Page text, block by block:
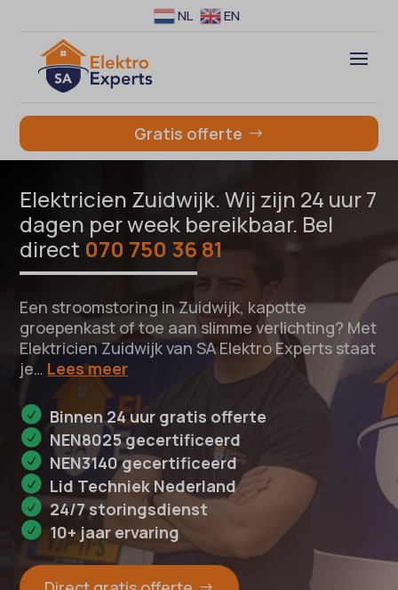
NL EN
Gratis offerte
Elektricien Zuidwijk. Wij zijn 24 uur 7
dagen per week bereikbaar. Bel
direct 070 750 36 81
Een stroomstoring in Zuidwijk, kapotte
groepenkast of toe aan slimme verlichting? Met
Elektricien Zuidwijk van SA Elektro Experts staat
je… Lees meer
Binnen 24 uur gratis offerte
NEN8025 gecertificeerd
NEN3140 gecertificeerd
Lid Techniek Nederland
24/7 storingsdienst
10+ jaar ervaring